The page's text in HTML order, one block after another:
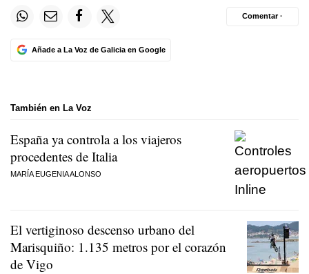
Añade a La Voz de Galicia en Google
Comentar ·
También en La Voz
España ya controla a los viajeros
procedentes de Italia
MARÍA EUGENIA ALONSO
El vertiginoso descenso urbano del
Marisquiño: 1.135 metros por el corazón
de Vigo